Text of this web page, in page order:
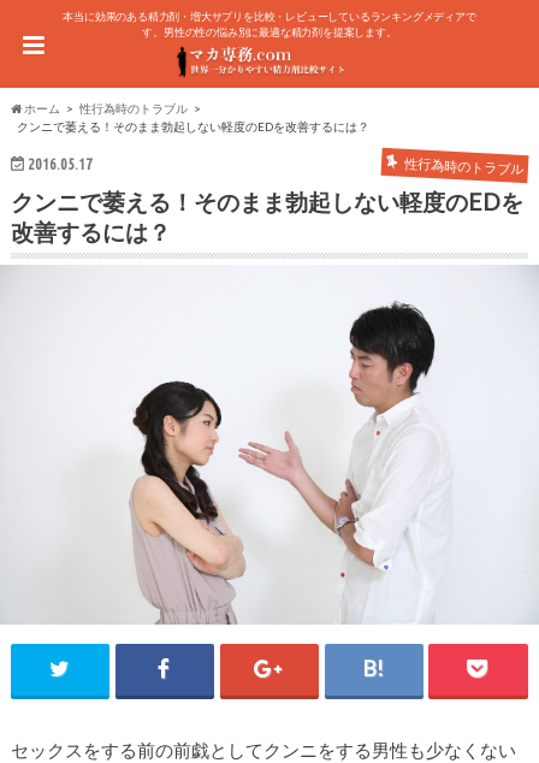
本当に効果のある精力剤・増大サプリを比較・レビューしているランキングメディアで
す。男性の性の悩み別に最適な精力剤を提案します。
ホーム
性行為時のトラブル
クンニで萎える！そのまま勃起しない軽度のEDを改善するには？
2016.05.17 性行為時のトラブル
クンニで萎える！そのまま勃起しない軽度のEDを
改善するには？
セックスをする前の前戯としてクンニをする男性も少なくない